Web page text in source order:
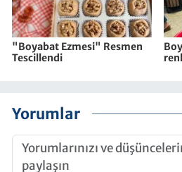
"Boyabat Ezmesi" Resmen
Tescillendi
Yorumlar